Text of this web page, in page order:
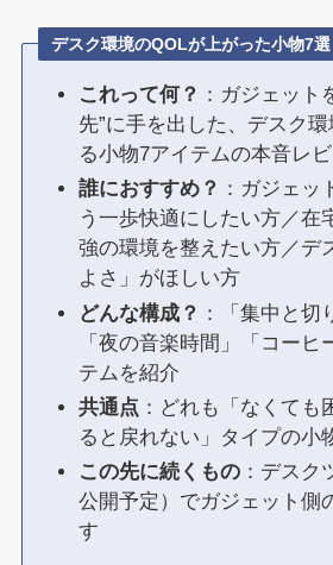
デスク環境のQOLが上がった小物7
これって何？ ：ガジェット
先”に手を出した、デスク
る小物7アイテムの本音レ
誰におすすめ？ ：ガジェッ
う一歩快適にしたい方／在
強の環境を整えたい方／デ
よさ」がほしい方
どんな構成？ ：「集中と切
「夜の音楽時間」「コーヒ
テムを紹介
共通点 ：どれも「なくても
ると戻れない」タイプの小
この先に続くもの：デスク
公開予定）でガジェット側
す